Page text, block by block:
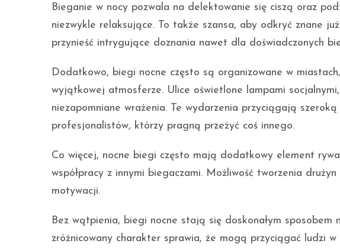
Bieganie w nocy pozwala na delektowanie się ciszą oraz
niezwykle relaksujące. To także szansa, aby odkryć znane
przynieść intrygujące doznania nawet dla doświadczonych
Dodatkowo, biegi nocne często są organizowane w
wyjątkowej atmosferze. Ulice oświetlone lampami
niezapomniane wrażenia. Te wydarzenia przyciągają
profesjonalistów, którzy pragną przeżyć coś innego.
Co więcej, nocne biegi często mają dodatkowy element
współpracy z innymi biegaczami. Możliwość tworzenia
motywacji.
Bez wątpienia, biegi nocne stają się doskonałym sposobem
zróżnicowany charakter sprawia, że mogą przyciągać ludzi